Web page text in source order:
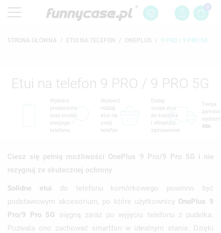
0
STRONA GŁÓWNA ETUI NA TELEFON ONEPLUS 9 PRO / 9 PRO 5G
Etui na telefon 9 PRO / 9 PRO 5G
Wybierz
producenta
oraz model
swojego
telefonu
Wybierz
rodzaj
etui na
swój
telefon
Dodaj
swoje etui
do koszyka
i sfinalizuj
zamówienie
Twoje
48h
Ciesz się pełnią możliwości OnePlus 9 Pro/9 Pro 5G i nie
rezygnuj ze skutecznej ochrony
Solidne etui do telefonu komórkowego powinno być
podstawowym akcesorium, po które użytkownicy OnePlus 9
Pro/9 Pro 5G sięgną zaraz po wyjęciu telefonu z pudełka.
Pozwala ono zachować smartfon w idealnym stanie. Dzięki